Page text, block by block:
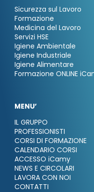
Sicurezza sul Lavoro
Formazione
Medicina del Lavoro
Servizi HSE
Igiene Ambientale
Igiene Industriale
Igiene Alimentare
Formazione ONLINE
MENU’
IL GRUPPO
PROFESSIONISTI
CORSI DI FORMAZIONE
CALENDARIO CORSI
ACCESSO iCamy
NEWS E CIRCOLARI
LAVORA CON NOI
CONTATTI